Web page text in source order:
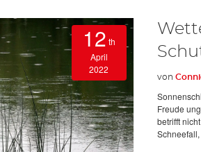
12 th
April
2022
von
Freude
betrifft
Schneefall,